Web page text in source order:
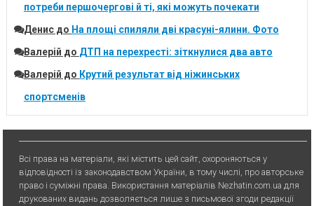
потреби першочергові й ті, які можуть почекати
Денисдо На площі спиляли дві красуні-ялини. Фото
Валерій до ДТП на перехресті: зіткнулися два авто
Валерій до Крутий результат від ніжинських
спортсменів
Всі права на матеріали, які містить цей сайт, охороняються у
відповідності із законодавством України, в тому числі, про авторське
право і суміжні права. Використання матерiалiв Nezhatin.com.ua для
друкованих видань дозволяється лише з письмової згоди редакції